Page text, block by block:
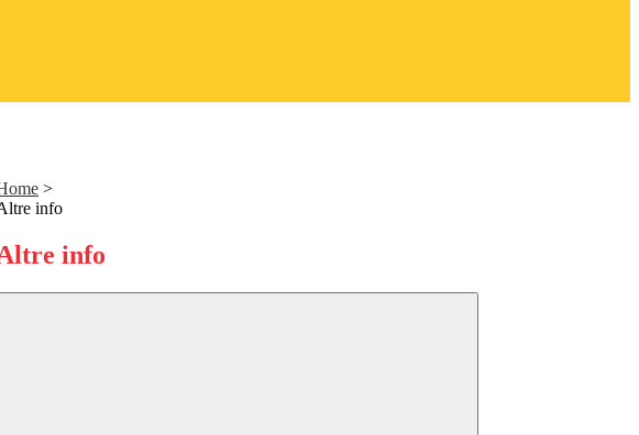
>
info
info